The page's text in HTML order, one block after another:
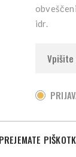
idr.